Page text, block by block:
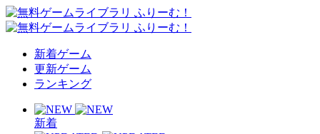
新着ゲーム
更新ゲーム
ランキング
新着